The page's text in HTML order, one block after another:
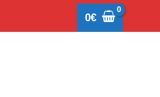
0€